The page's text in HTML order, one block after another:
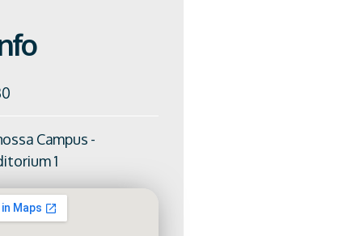
Campus -
1